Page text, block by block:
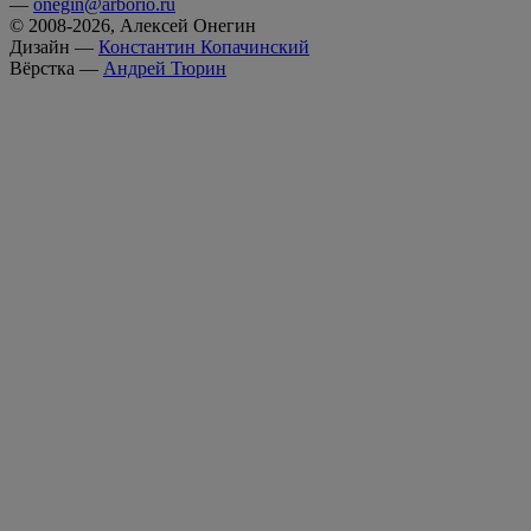
© 2008-2026, Алексей Онегин
Дизайн — Константин Копачинский
Вёрстка — Андрей Тюрин